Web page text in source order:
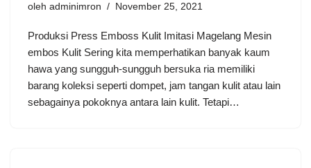
oleh adminimron November 25, 2021
Produksi Press Emboss Kulit Imitasi Magelang Mesin
embos Kulit Sering kita memperhatikan banyak kaum
hawa yang sungguh-sungguh bersuka ria memiliki
barang koleksi seperti dompet, jam tangan kulit atau lain
sebagainya pokoknya antara lain kulit. Tetapi…